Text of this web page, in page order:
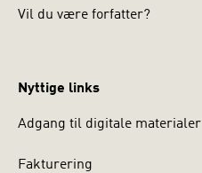
Vil du være forfatter?
Nyttige links
Adgang til digitale materialer
Fakturering